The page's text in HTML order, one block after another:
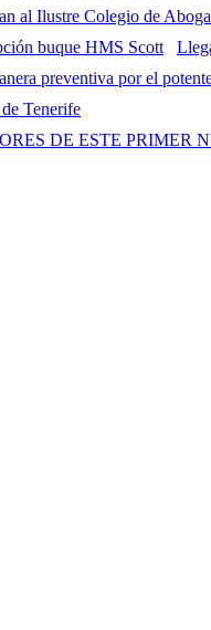
al Ilustre Colegio de
preventiva por el
Tenerife